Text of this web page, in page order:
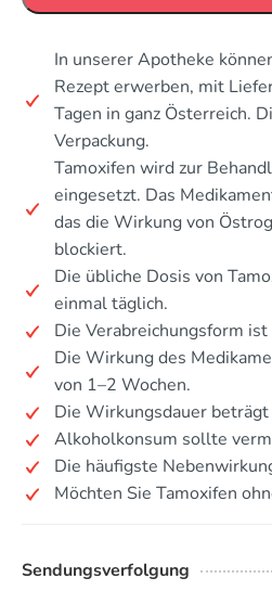
In unserer Apotheke
Rezept erwerben, mit
Tagen in ganz Österreich.
Verpackung.
Tamoxifen wird zur
eingesetzt. Das
das die Wirkung von
blockiert.
Die übliche Dosis von
einmal täglich.
Die Verabreichungsform
Die Wirkung des
von 1–2 Wochen.
Die Wirkungsdauer
Alkoholkonsum sollte
Die häufigste
Möchten Sie Tamoxifen
Sendungsverfolgung